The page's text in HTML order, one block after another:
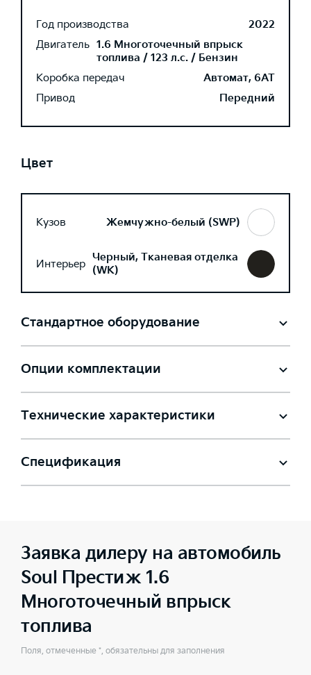
Год производства
2022
Двигатель 1.6 Многоточечный впрыск
топлива / 123 л.с. / Бензин
Коробка передач
Автомат, 6AT
Привод
Передний
Цвет
Кузов Жемчужно-белый (SWP)
Интерьер Черный, Тканевая отделка
(WK)
Стандартное оборудование
Опции комплектации
Технические характеристики
Спецификация
Заявка дилеру на автомобиль
Soul Престиж 1.6
Многоточечный впрыск
топлива
Поля, отмеченные *, обязательны для заполнения